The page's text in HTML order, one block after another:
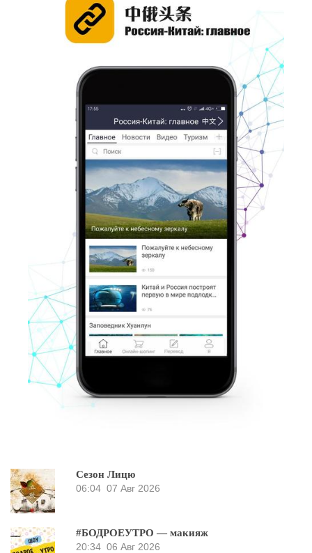
Сезон Лицю
06:04 07 Авг 2026
#БОДРОЕУТРО — макияж
20:34 06 Авг 2026